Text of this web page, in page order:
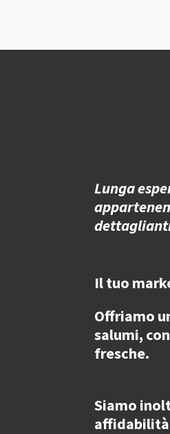
Lunga
Il tuo
Offriamo
salumi,
fresche.
Siamo